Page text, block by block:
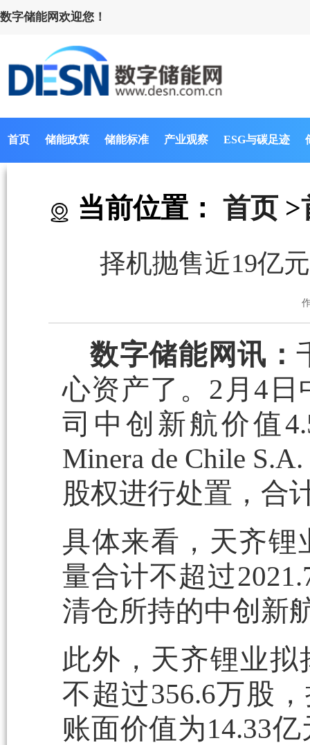
数字储能网欢迎您！
首页 储能政策 储能标准 产业观察 ESG与碳足迹
当前位置： 首页 >
择机抛售近19亿
数字储能网讯：
心资产了。2月4
司中创新航价值
Minera de Chile
股权进行处置，合
具体来看，天齐锂
量合计不超过
清仓所持的中创新
此外，天齐锂业
不超过356.6万股
账面价值为14.33